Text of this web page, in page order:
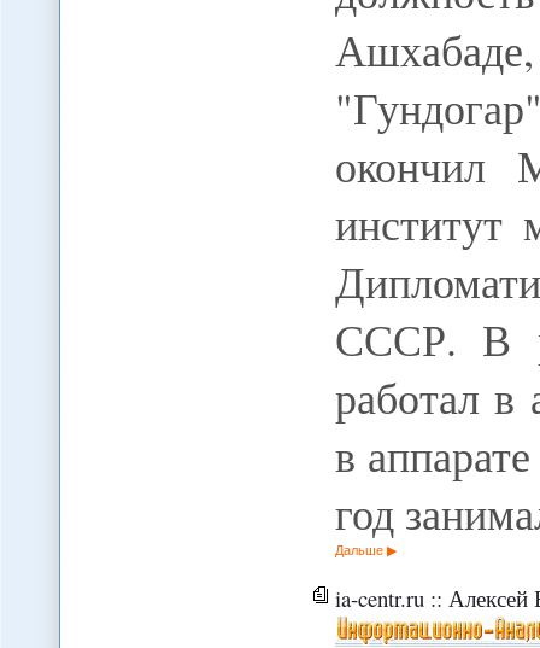
окончил
институт
СССР. В
работал в
в
год
Дальше
ia-centr.ru :: Алексей